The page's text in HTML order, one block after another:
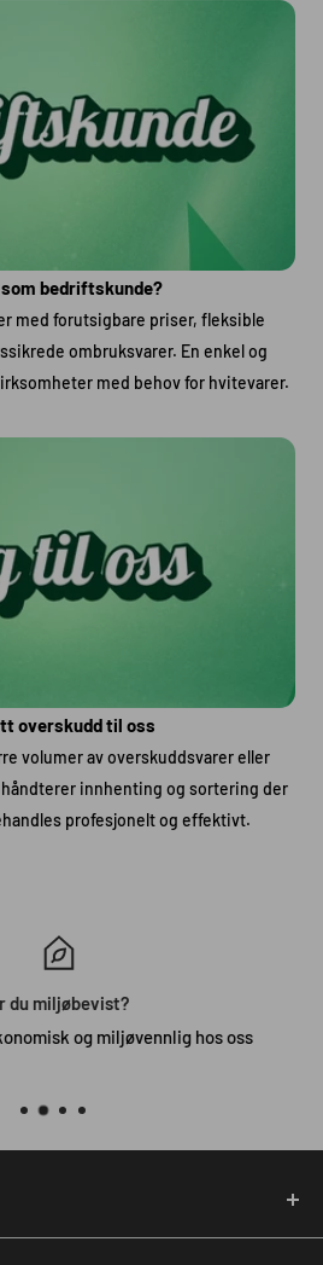
som bedriftskunde?
med forutsigbare priser, fleksible
ombruksvarer. En enkel og
med behov for hvitevarer.
overskudd til oss
volumer av overskuddsvarer eller
innhenting og sortering der
profesjonelt og effektivt.
du miljøbevist?
og miljøvennlig hos oss